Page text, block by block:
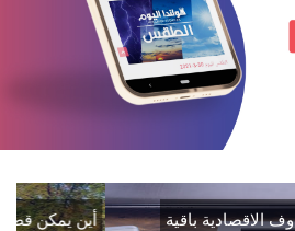
والمخاوف الاقصادية باقية